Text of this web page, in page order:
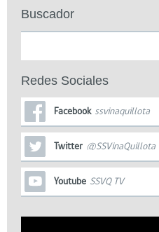
Buscador
Redes Sociales
Facebook ssvinaquillota
Twitter @SSVinaQuillota
Youtube SSVQ TV